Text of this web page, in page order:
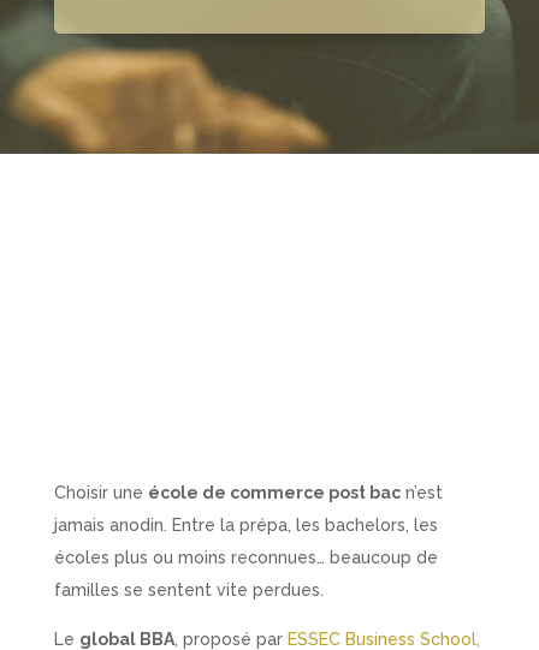
Choisir une école de commerce post bacn’est
jamais anodin. Entre la prépa, les bachelors, les
écoles plus ou moins reconnues… beaucoup de
familles se sentent vite perdues.
Le global BBA, proposé par ESSEC Business School,